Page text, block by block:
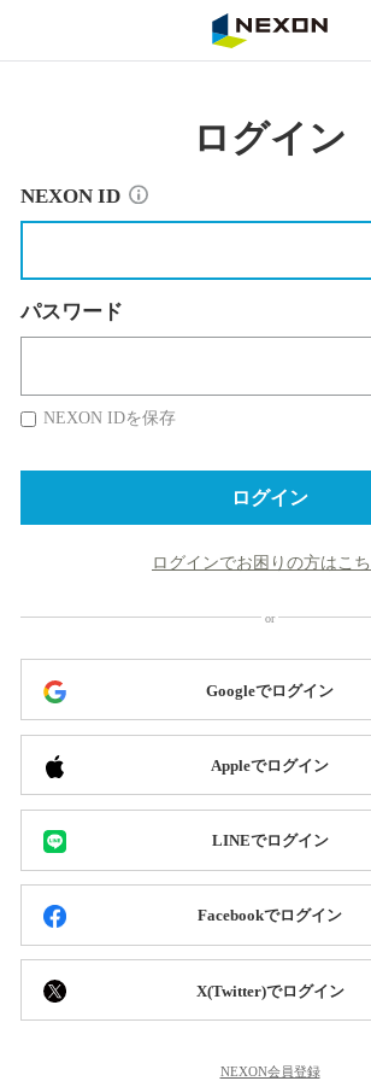
ログイン
NEXON ID
パスワード
NEXON IDを保存
ログイン
ログインでお困りの方はこ
Googleでログイン
Appleでログイン
LINEでログイン
Facebookでログイン
X(Twitter)でログイン
NEXON会員登録